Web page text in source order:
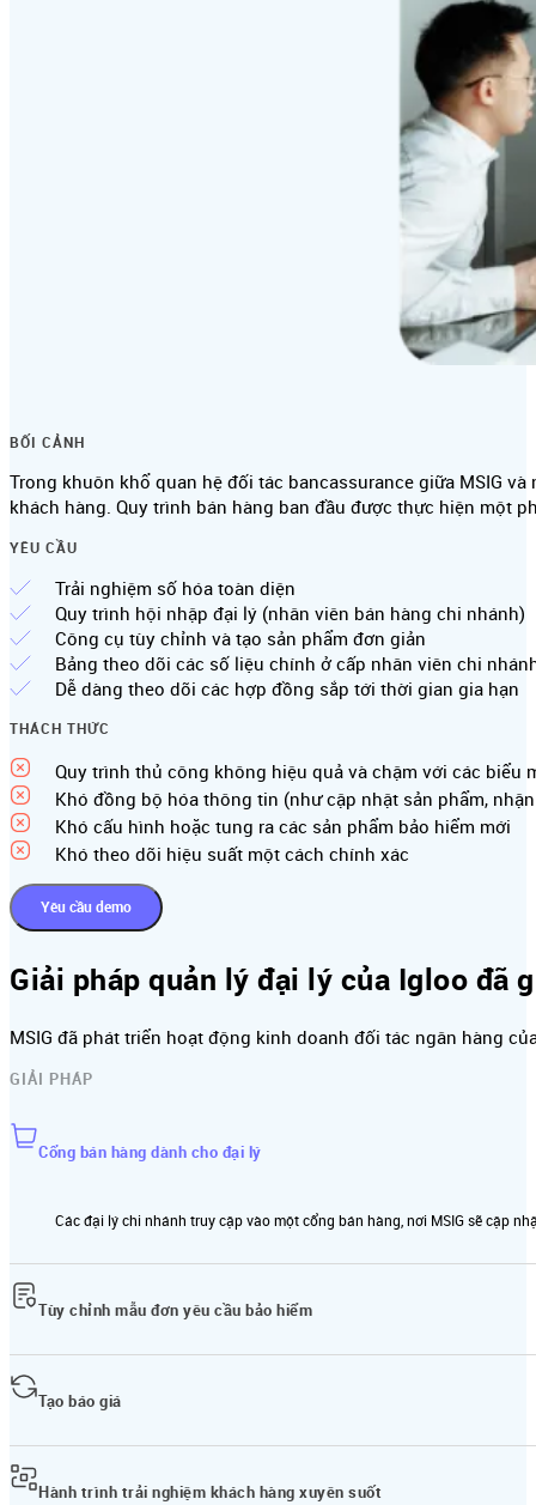
BỐI CẢNH
Trong khuôn khổ quan hệ đối tác bancassurance giữa MSIG
khách hàng. Quy trình bán hàng ban đầu được thực hiện một
YÊU CẦU
Trải nghiệm số hóa toàn diện
Quy trình hội nhập đại lý (nhân viên bán hàng chi nhánh)
Công cụ tùy chỉnh và tạo sản phẩm đơn giản
Bảng theo dõi các số liệu chính ở cấp nhân viên chi
Dễ dàng theo dõi các hợp đồng sắp tới thời gian gia hạn
THÁCH THỨC
Quy trình thủ công không hiệu quả và chậm với các biểu
Khó đồng bộ hóa thông tin (như cập nhật sản phẩm,
Khó cấu hình hoặc tung ra các sản phẩm bảo hiểm mới
Khó theo dõi hiệu suất một cách chính xác
Yêu cầu demo
Giải pháp quản lý đại lý của Igloo đã
MSIG đã phát triển hoạt động kinh doanh đối tác ngân hàng
GIẢI PHÁP
Cổng bán hàng dành cho đại lý
Các đại lý chi nhánh truy cập vào một cổng bán hàng, nơi MSIG sẽ cập
Tùy chỉnh mẫu đơn yêu cầu bảo hiểm
Tạo báo giá
Hành trình trải nghiệm khách hàng xuyên suốt